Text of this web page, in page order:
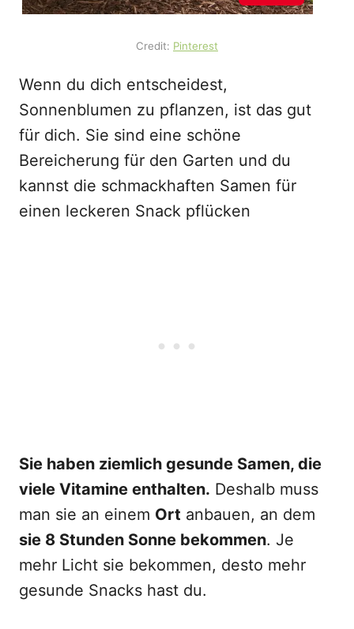
Credit: Pinterest
Wenn du dich entscheidest,
Sonnenblumen zu pflanzen, ist das gut
für dich. Sie sind eine schöne
Bereicherung für den Garten und du
kannst die schmackhaften Samen für
einen leckeren Snack pflücken
Sie haben ziemlich gesunde Samen, die
viele Vitamine enthalten. Deshalb muss
man sie an einem Ort anbauen, an dem
sie 8 Stunden Sonne bekommen. Je
mehr Licht sie bekommen, desto mehr
gesunde Snacks hast du.